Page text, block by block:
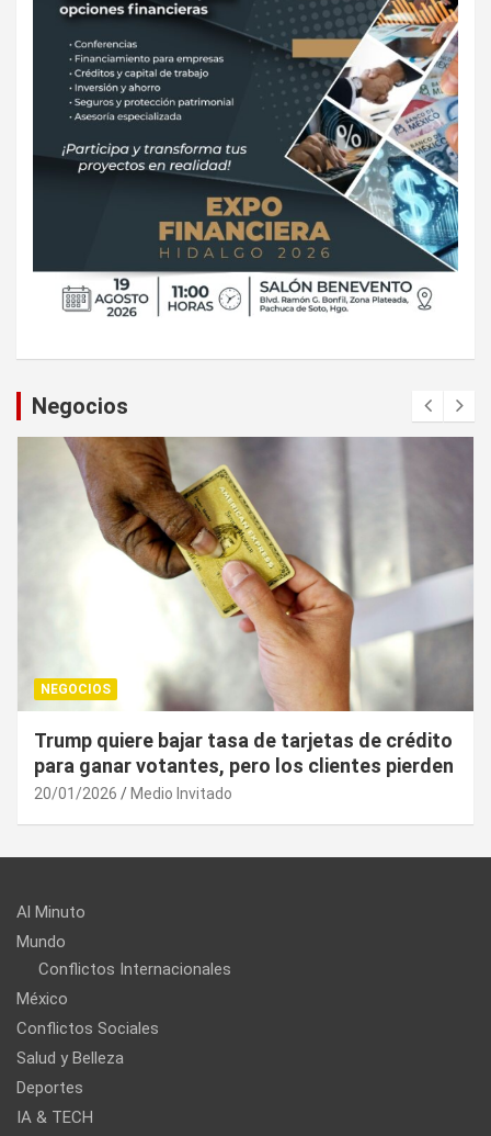
Negocios
NEGOCIOS
¿Cuál es el “arma nuclear económica” que la
UE puede utilizar contra EU?
20/01/2026 Medio Invitado
Al Minuto
Mundo
Conflictos Internacionales
México
Conflictos Sociales
Salud y Belleza
Deportes
IA & TECH